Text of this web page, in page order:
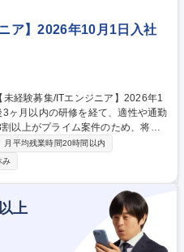
ィストリビューター等への商談 ■
地訪問・サンプリング/関係構築/
客リスト・提案資料・見積書の作
営業】日本
世界をつなぐ仕掛け人
ア】2026年10月1日入社
以上がプライム案件のため、将来
とができ、市場価値の高いエンジニ
ップ（例）★ 1～3か月目：丁寧なI
で役立つ実践的なスキルを習得」 4
て参画。運用補助業務に参加 1～
を担当 3年目以降：上流工程（要
経験募集/I
！
月平均残業時間20時間以内
み
上